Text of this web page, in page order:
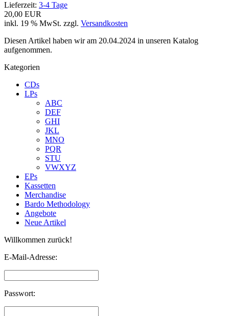
Lieferzeit: 3-4 Tage
20,00 EUR
inkl. 19 % MwSt. zzgl. Versandkosten
Diesen Artikel haben wir am 20.04.2024 in unseren Katalog
aufgenommen.
Kategorien
CDs
LPs
ABC
DEF
GHI
JKL
MNO
PQR
STU
VWXYZ
EPs
Kassetten
Merchandise
Bardo Methodology
Angebote
Neue Artikel
Willkommen zurück!
E-Mail-Adresse:
Passwort: